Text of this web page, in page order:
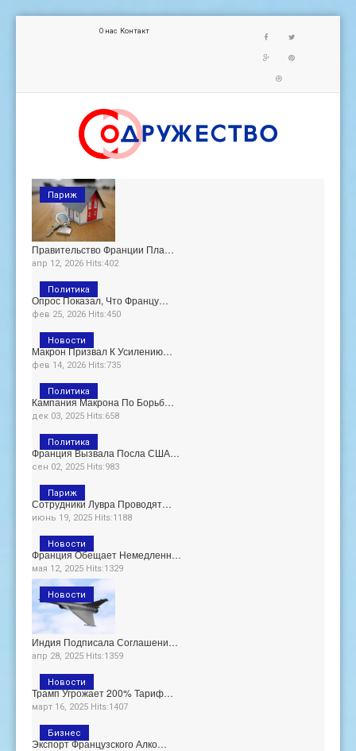
О нас Контакт
Правительство Франции Пла…
апр 12, 2026 Hits:402
Париж
Опрос Показал, Что Францу…
фев 25, 2026 Hits:450
Политика
Макрон Призвал К Усилению…
фев 14, 2026 Hits:735
Новости
Кампания Макрона По Борьб…
дек 03, 2025 Hits:658
Политика
Франция Вызвала Посла США…
сен 02, 2025 Hits:983
Политика
Сотрудники Лувра Проводят…
июнь 19, 2025 Hits:1188
Париж
Франция Обещает Немедленн…
мая 12, 2025 Hits:1329
Новости
Индия Подписала Соглашени…
апр 28, 2025 Hits:1359
Новости
Трамп Угрожает 200% Тариф…
март 16, 2025 Hits:1407
Новости
Экспорт Французского Алко…
Бизнес